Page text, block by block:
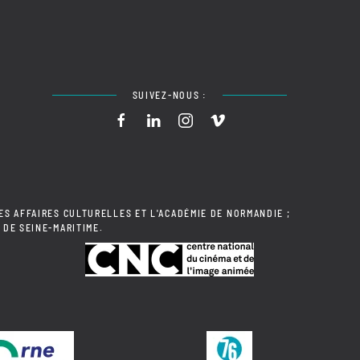
SUIVEZ-NOUS :
AFFAIRES CULTURELLES ET L'ACADÉMIE DE NORMANDIE ;
SEINE-MARITIME.